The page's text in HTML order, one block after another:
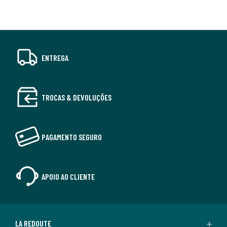
ENTREGA
TROCAS & DEVOLUÇÕES
PAGAMENTO SEGURO
APOIO AO CLIENTE
LA REDOUTE